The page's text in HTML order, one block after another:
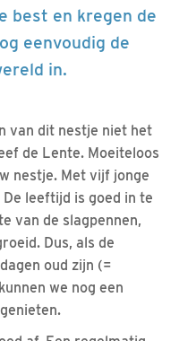
best en kregen de
eenvoudig de
in.
van dit nestje niet het
de Lente. Moeiteloos
nestje. Met vijf jonge
De leeftijd is goed in te
van de slagpennen,
Dus, als de
oud zijn (=
we nog een